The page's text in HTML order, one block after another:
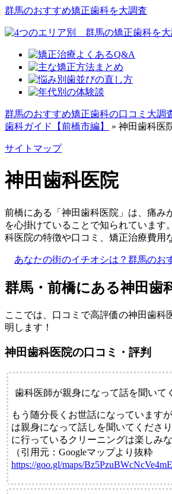
群馬のおすすめ矯正歯科を大調査
群馬のおすすめ矯正歯科の口コミ大調
歯科ガイド【前橋市編】
» 神田歯科医
サイトマップ
神田歯科医院
前橋にある「神田歯科医院」は、痛み
を心掛けていることで知られています
科医院の特徴や口コミ、矯正治療費用
あなたの街のイチオシは？群馬のお
群馬・前橋にある神田歯
ここでは、口コミで高評価の神田歯科
明します！
神田歯科医院の口コミ・評判
歯科医師が親身になって話を聞いて
もう随分長くお世話になっています
は親身になって話しを聞いてくださ
に行っているクリーニングは楽しみ
（引用元：Googleマップより抜粋
https://goo.gl/maps/